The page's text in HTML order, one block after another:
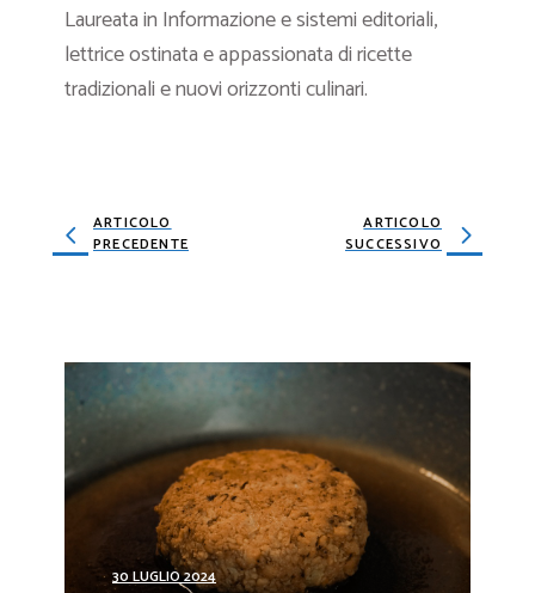
Laureata in Informazione e sistemi editoriali,
lettrice ostinata e appassionata di ricette
tradizionali e nuovi orizzonti culinari.
ARTICOLO
PRECEDENTE
ARTICOLO
SUCCESSIVO
30 LUGLIO 2024